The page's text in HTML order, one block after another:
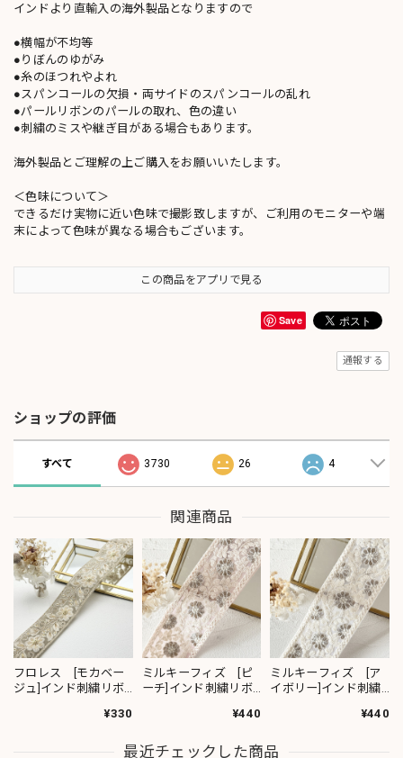
インドより直輸入の海外製品となりますので
●横幅が不均等
●りぼんのゆがみ
●糸のほつれやよれ
●スパンコールの欠損・両サイドのスパンコールの乱れ
●パールリボンのパールの取れ、色の違い
●刺繍のミスや継ぎ目がある場合もあります。
海外製品とご理解の上ご購入をお願いいたします。
＜色味について＞
できるだけ実物に近い色味で撮影致しますが、ご利用のモニターや端
末によって色味が異なる場合もございます。
この商品をアプリで見る
Save
通報する
ショップの評価
すべて 3730 26 4
関連商品
フロレス [モカベー
ジュ]インド刺繍リボ
¥330
ミルキーフィズ [ピ
ーチ]インド刺繍リボ
¥440
ミルキーフィズ [ア
イボリー]インド刺繍
¥440
最近チェックした商品